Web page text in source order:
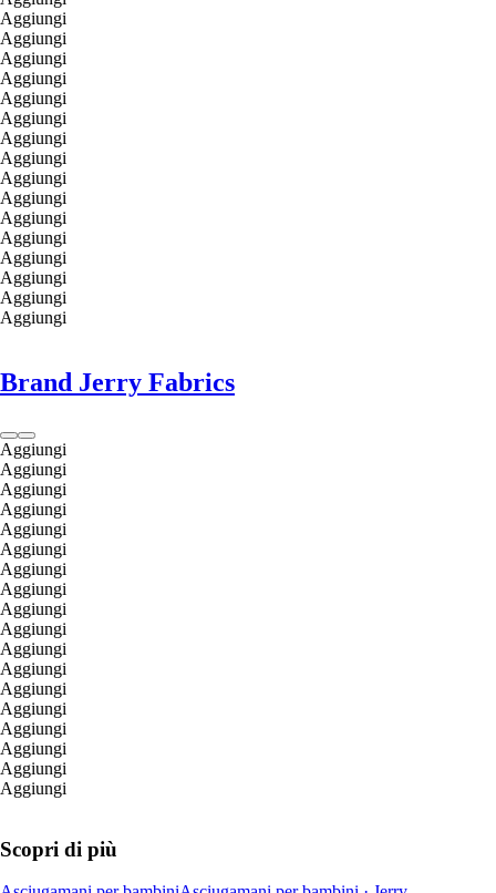
Aggiungi
Aggiungi
Aggiungi
Aggiungi
Aggiungi
Aggiungi
Aggiungi
Aggiungi
Aggiungi
Aggiungi
Aggiungi
Aggiungi
Aggiungi
Aggiungi
Aggiungi
Aggiungi
Brand Jerry Fabrics
Aggiungi
Aggiungi
Aggiungi
Aggiungi
Aggiungi
Aggiungi
Aggiungi
Aggiungi
Aggiungi
Aggiungi
Aggiungi
Aggiungi
Aggiungi
Aggiungi
Aggiungi
Aggiungi
Aggiungi
Aggiungi
Scopri di più